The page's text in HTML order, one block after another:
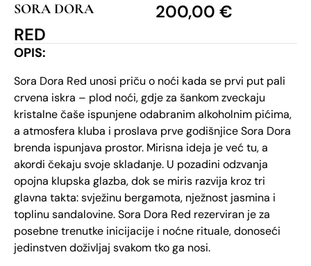
SORA DORA
RED
200,00 €
OPIS:
Sora Dora Red unosi priču o noći kada se prvi put pali
crvena iskra – plod noći, gdje za šankom zveckaju
kristalne čaše ispunjene odabranim alkoholnim pićima,
a atmosfera kluba i proslava prve godišnjice Sora Dora
brenda ispunjava prostor. Mirisna ideja je već tu, a
akordi čekaju svoje skladanje. U pozadini odzvanja
opojna klupska glazba, dok se miris razvija kroz tri
glavna takta: svježinu bergamota, nježnost jasmina i
toplinu sandalovine. Sora Dora Red rezerviran je za
posebne trenutke inicijacije i noćne rituale, donoseći
jedinstven doživljaj svakom tko ga nosi.